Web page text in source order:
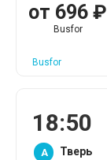
от 696 ₽
Busfor
Busfor
18:50
A Тверь